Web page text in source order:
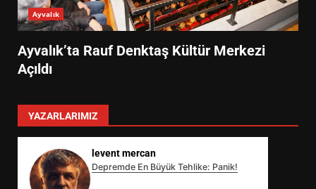
Ayvalık
Ayvalık’ta Rauf Denktaş Kültür Merkezi
Açıldı
YAZARLARIMIZ
levent mercan
Depremde En Büyük Tehlike: Panik!